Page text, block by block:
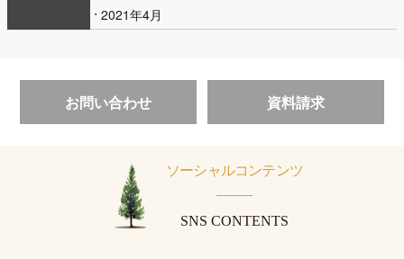
2021年4月
お問い合わせ 資料請求
ソーシャルコンテンツ
SNS CONTENTS